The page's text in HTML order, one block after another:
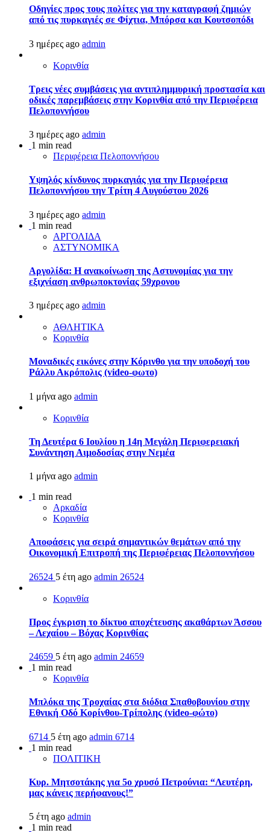
Οδηγίες προς τους πολίτες για την καταγραφή ζημιών
από τις πυρκαγιές σε Φίχτια, Μπόρσα και Κουτσοπόδι
3 ημέρες ago admin
Κορινθία
Τρεις νέες συμβάσεις για αντιπλημμυρική προστασία και
οδικές παρεμβάσεις στην Κορινθία από την Περιφέρεια
Πελοποννήσου
3 ημέρες ago admin
1 min read
Περιφέρεια Πελοποννήσου
Υψηλός κίνδυνος πυρκαγιάς για την Περιφέρεια
Πελοποννήσου την Τρίτη 4 Αυγούστου 2026
3 ημέρες ago admin
1 min read
ΑΡΓΟΛΙΔΑ
ΑΣΤΥΝΟΜΙΚΑ
Αργολίδα: Η ανακοίνωση της Αστυνομίας για την
εξιχνίαση ανθρωποκτονίας 59χρονου
3 ημέρες ago admin
ΑΘΛΗΤΙΚΑ
Κορινθία
Μοναδικές εικόνες στην Κόρινθο για την υποδοχή του
Ράλλυ Ακρόπολις (video-φωτο)
1 μήνα ago admin
Κορινθία
Τη Δευτέρα 6 Ιουλίου η 14η Μεγάλη Περιφερειακή
Συνάντηση Αιμοδοσίας στην Νεμέα
1 μήνα ago admin
1 min read
Αρκαδία
Κορινθία
Αποφάσεις για σειρά σημαντικών θεμάτων από την
Οικονομική Επιτροπή της Περιφέρειας Πελοποννήσου
26524 5 έτη ago admin 26524
Κορινθία
Προς έγκριση το δίκτυο αποχέτευσης ακαθάρτων Άσσου
– Λεχαίου – Βόχας Κορινθίας
24659 5 έτη ago admin 24659
1 min read
Κορινθία
Μπλόκα της Τροχαίας στα διόδια Σπαθοβουνίου στην
Εθνική Οδό Κορίνθου-Τρίπολης (video-φώτο)
6714 5 έτη ago admin 6714
1 min read
ΠΟΛΙΤΙΚΗ
Κυρ. Μητσοτάκης για 5ο χρυσό Πετρούνια: “Λευτέρη,
μας κάνεις περήφανους!”
5 έτη ago admin
1 min read